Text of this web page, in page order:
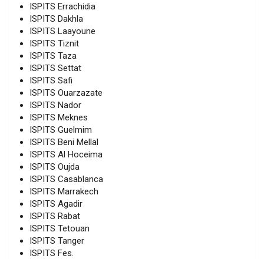
ISPITS Errachidia
ISPITS Dakhla
ISPITS Laayoune
ISPITS Tiznit
ISPITS Taza
ISPITS Settat
ISPITS Safi
ISPITS Ouarzazate
ISPITS Nador
ISPITS Meknes
ISPITS Guelmim
ISPITS Beni Mellal
ISPITS Al Hoceima
ISPITS Oujda
ISPITS Casablanca
ISPITS Marrakech
ISPITS Agadir
ISPITS Rabat
ISPITS Tetouan
ISPITS Tanger
ISPITS Fes.